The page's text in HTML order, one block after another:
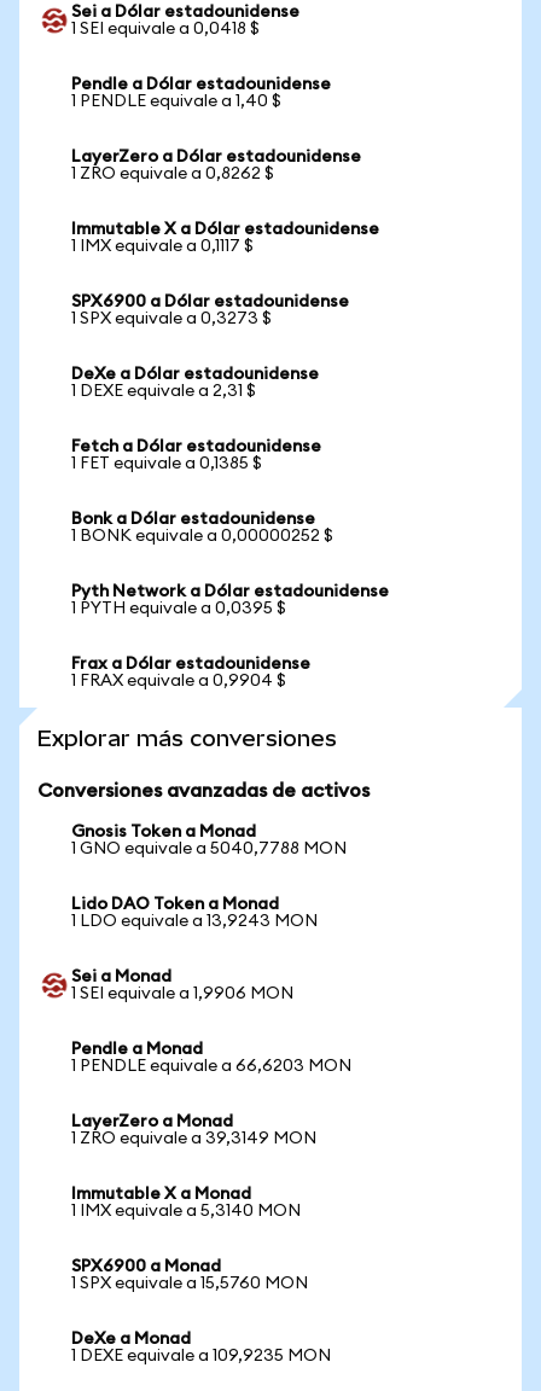
Sei a Dólar estadounidense
1 SEI equivale a 0,0418 $
Pendle a Dólar estadounidense
1 PENDLE equivale a 1,40 $
LayerZero a Dólar estadounidense
1 ZRO equivale a 0,8262 $
Immutable X a Dólar estadounidense
1 IMX equivale a 0,1117 $
SPX6900 a Dólar estadounidense
1 SPX equivale a 0,3273 $
DeXe a Dólar estadounidense
1 DEXE equivale a 2,31 $
Fetch a Dólar estadounidense
1 FET equivale a 0,1385 $
Bonk a Dólar estadounidense
1 BONK equivale a 0,00000252 $
Pyth Network a Dólar estadounidense
1 PYTH equivale a 0,0395 $
Frax a Dólar estadounidense
1 FRAX equivale a 0,9904 $
Explorar más conversiones
Conversiones avanzadas de activos
Gnosis Token a Monad
1 GNO equivale a 5040,7788 MON
Lido DAO Token a Monad
1 LDO equivale a 13,9243 MON
Sei a Monad
1 SEI equivale a 1,9906 MON
Pendle a Monad
1 PENDLE equivale a 66,6203 MON
LayerZero a Monad
1 ZRO equivale a 39,3149 MON
Immutable X a Monad
1 IMX equivale a 5,3140 MON
SPX6900 a Monad
1 SPX equivale a 15,5760 MON
DeXe a Monad
1 DEXE equivale a 109,9235 MON